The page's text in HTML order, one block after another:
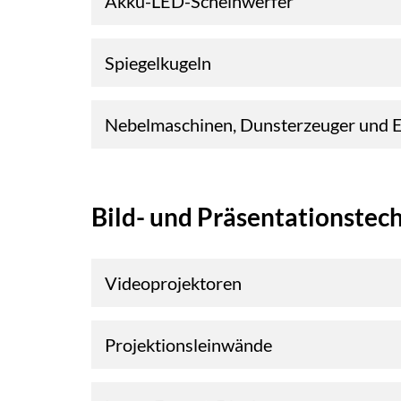
Spiegelkugeln
Nebelmaschinen, Dunsterzeuger und
Bild- und
Videoprojektoren
Projektionsleinwände